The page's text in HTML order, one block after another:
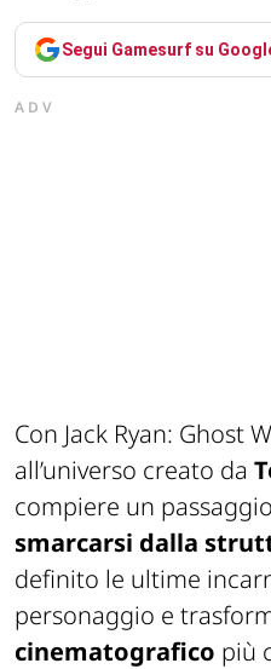
Segui Gamesurf su
ADV
Con Jack Ryan: Ghost
all’universo creato da
compiere un
smarcarsi dalla
definito le ultime
personaggio e
cinematografico più